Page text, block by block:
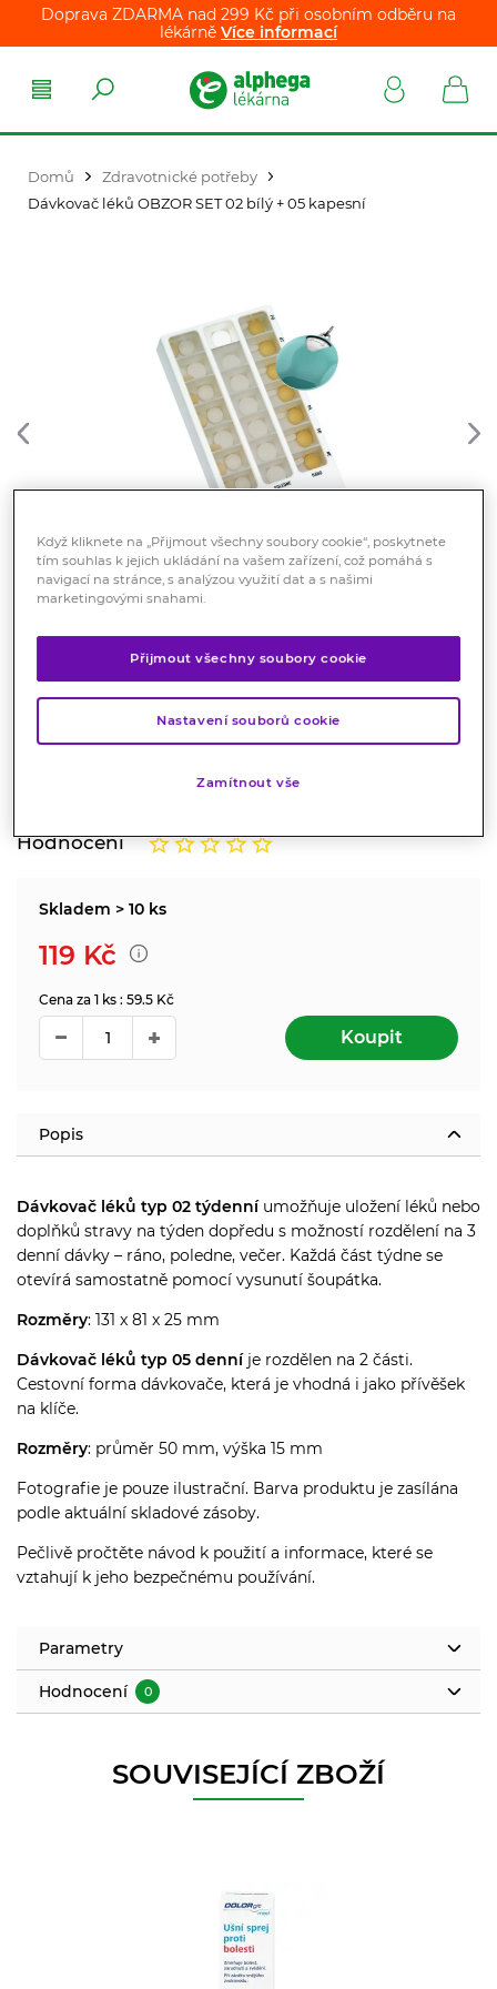
Doprava ZDARMA nad 299 Kč při osobním odběru na
lékárně Více informací
Domů
Zdravotnické potřeby
Dávkovač léků OBZOR SET 02 bílý + 05 kapesní
Dávkovač léků OBZOR SET 02
bílý + 05 kapesní
Hodnocení
Skladem > 10 ks
119 Kč
Cena za 1 ks : 59.5 Kč
Koupit
Popis
Dávkovač léků typ 02 týdenníumožňuje uložení léků nebo
doplňků stravy na týden dopředu s možností rozdělení na 3
denní dávky – ráno, poledne, večer. Každá část týdne se
otevírá samostatně pomocí vysunutí šoupátka.
Rozměry: 131 x 81 x 25 mm
Dávkovač léků typ 05 denníje rozdělen na 2 části.
Cestovní forma dávkovače, která je vhodná i jako přívěšek
na klíče.
Rozměry: průměr 50 mm, výška 15 mm
Fotografie je pouze ilustrační. Barva produktu je zasílána
podle aktuální skladové zásoby.
Pečlivě pročtěte návod k použití a informace, které se
vztahují k jeho bezpečnému používání.
Parametry
Hodnocení 0
SOUVISEJÍCÍ ZBOŽÍ
Když kliknete na „Přijmout všechny soubory cookie“, poskytnete
tím souhlas k jejich ukládání na vašem zařízení, což pomáhá s
navigací na stránce, s analýzou využití dat a s našimi
marketingovými snahami.
Přijmout všechny soubory cookie
Nastavení souborů cookie
Zamítnout vše